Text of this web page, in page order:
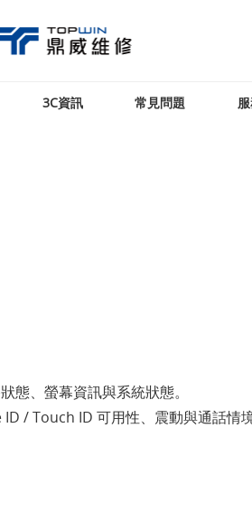
3C資訊 常見問題
態、螢幕資訊與系統狀態。
/ Touch ID 可用性、震動與通話情境